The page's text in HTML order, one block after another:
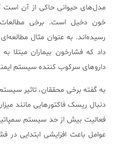
مدل‌های حیوانی حاکی از آن است
خون دخیل است. برخی مطالعات
داد که فشارخون بیماران مبتلا
داروهای سرکوب کننده سیستم ایمنی، حدود ۱۰ درصد
به گفته برخی محققان، تاثیر
دنبال ریسک فاکتورهایی مانند
فعالیت بیش از حد سیستم
عوامل باعث افزایشی ابتدایی